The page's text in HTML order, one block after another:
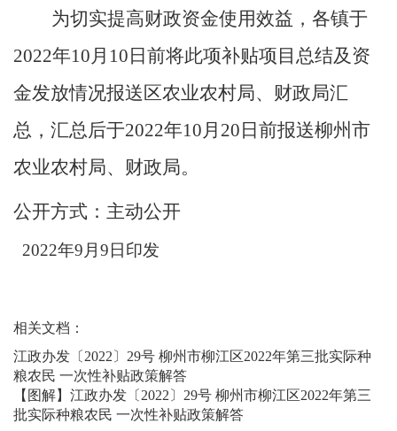
为切实提高财政资金使用效益，各镇于
2022年10月 10 日前将此项补贴项目总结及资
金发放情况报送区农业农村局、财政局汇
总，汇总后于2022年10月 20 日前报送柳州市
农业农村局、财政局。
公开方式： 主动公开
2022年9 月 9 日印发
相关文档：
江政办发〔2022〕29号 柳州市柳江区2022年第三批实际种
粮农民 一次性补贴政策解答
【图解】江政办发〔2022〕29号 柳州市柳江区2022年第三
批实际种粮农民 一次性补贴政策解答